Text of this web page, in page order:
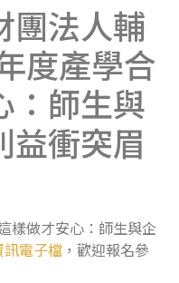
團法人輔
度產學合
：師生與
益衝突眉
樣做才安心：師生與企
訊電子檔 ，歡迎報名參